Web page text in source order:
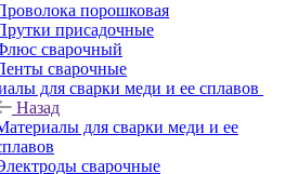
порошковая
присадочные
сварочный
сварочные
для сварки меди и ее сплавов
Назад
для сварки меди и ее
сварочные